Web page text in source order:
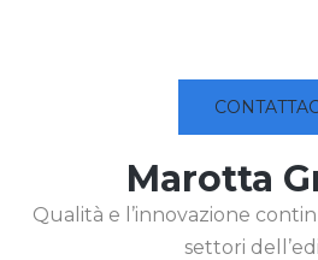
Marotta
Qualità e l’innovazione
settori